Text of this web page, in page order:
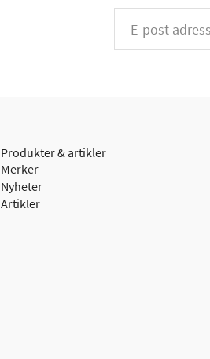
Produkter & artikler
Merker
Nyheter
Artikler